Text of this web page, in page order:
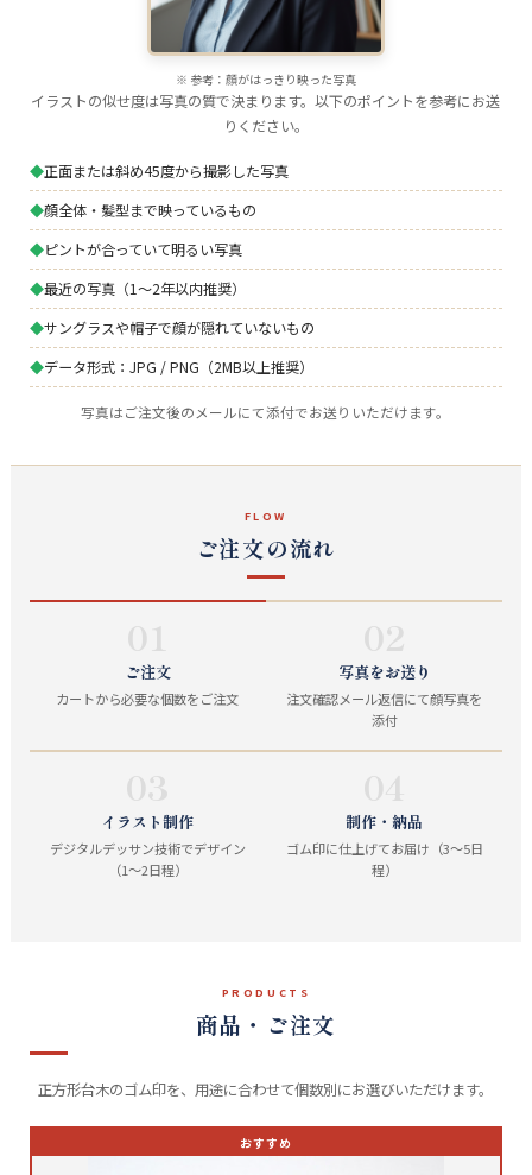
※ 参考：顔がはっきり映った写真
イラストの似せ度は写真の質で決まります。以下のポイントを参考にお送
りください。
正面または斜め45度から撮影した写真
顔全体・髪型まで映っているもの
ピントが合っていて明るい写真
最近の写真（1～2年以内推奨）
サングラスや帽子で顔が隠れていないもの
データ形式：JPG / PNG（2MB以上推奨）
写真はご注文後のメールにて添付でお送りいただけます。
FLOW
ご注文の流れ
ご注文
カートから必要な個数をご注文
写真をお送り
注文確認メール返信にて顔写真を
添付
イラスト制作
デジタルデッサン技術でデザイン
（1～2日程）
制作・納品
ゴム印に仕上げてお届け（3～5日
程）
PRODUCTS
商品・ご注文
正方形台木のゴム印を、用途に合わせて個数別にお選びいただけます。
おすすめ